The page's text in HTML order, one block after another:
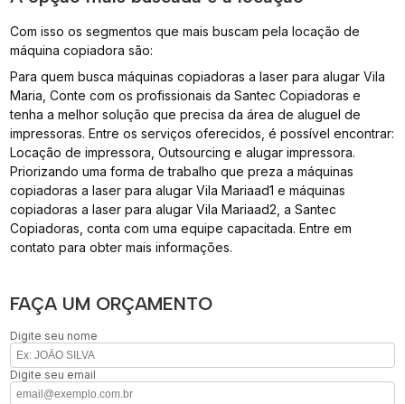
Com isso os segmentos que mais buscam pela locação de
máquina copiadora são:
Para quem busca máquinas copiadoras a laser para alugar Vila
Maria, Conte com os profissionais da Santec Copiadoras e
tenha a melhor solução que precisa da área de aluguel de
impressoras. Entre os serviços oferecidos, é possível encontrar:
Locação de impressora, Outsourcing e alugar impressora.
Priorizando uma forma de trabalho que preza a máquinas
copiadoras a laser para alugar Vila Mariaad1 e máquinas
copiadoras a laser para alugar Vila Mariaad2, a Santec
Copiadoras, conta com uma equipe capacitada. Entre em
contato para obter mais informações.
FAÇA UM ORÇAMENTO
Digite seu nome
Digite seu email